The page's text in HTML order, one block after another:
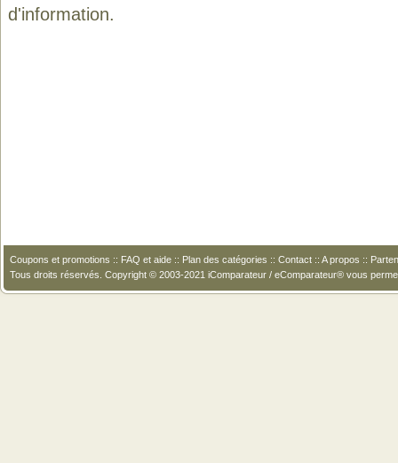
d'information.
Coupons et promotions :: FAQ et aide :: Plan des catégories :: Contact :: A propos ::
Tous droits réservés. Copyright © 2003-2021 iComparateur / eComparateur® vous